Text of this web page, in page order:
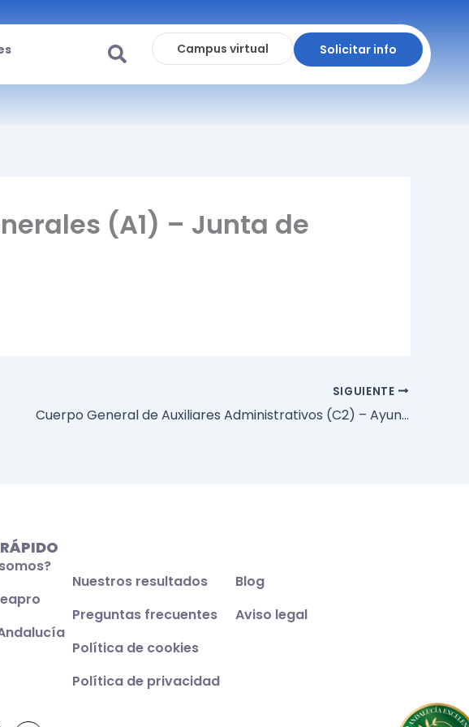
Solicitar info
Campus virtual
(A1) – Junta de
SIGUIENTE
Cuerpo General de Auxiliares Administrativos (C2) – Ayuntamiento de Sevilla – 2020
Nuestros resultados
Preguntas frecuentes
Política de cookies
Política de privacidad
Blog
Aviso legal